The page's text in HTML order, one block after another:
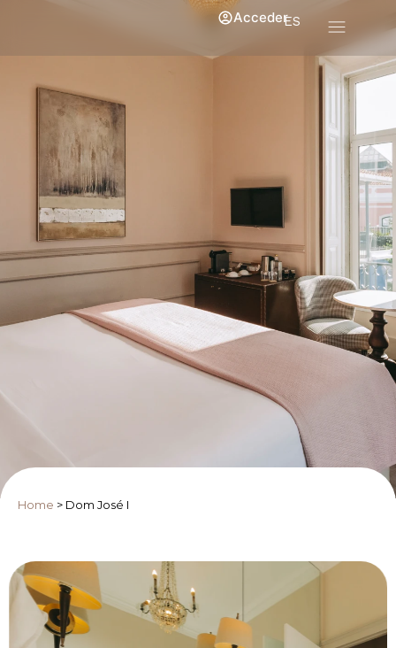
ES
Acceder
Home > Dom José I